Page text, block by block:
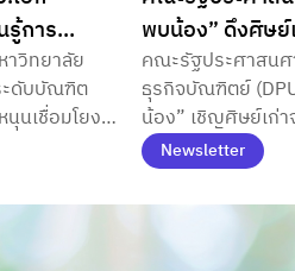
รู้การ
ท่าเรือ
บทเรียน
วิทยาลัย
ดับบัณฑิต
นเชื่อมโยง
ยใหม่
พบน้อง” ดึงศิษย์
เปิดเส้นทางอา
ปลุกศักยภาพ เติ
บันดาลใจให้นัก
โลกการทำงาน
คณะรัฐประศาสน
ธุรกิจบัณฑิตย์
น้อง” เชิญศิษย์เก่
ร่วมถ่ายทอดประ
บันดาลใจ พร้อมเ
และการพัฒนาทัก
Newsletter